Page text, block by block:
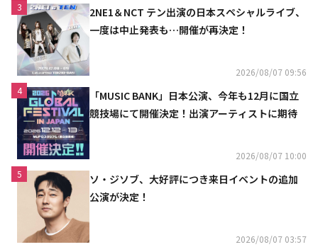
3
2NE1＆NCT テン出演の日本スペシャルライブ、
一度は中止発表も…開催が再決定！
2026/08/07 09:56
4
「MUSIC BANK」日本公演、今年も12月に国立
競技場にて開催決定！出演アーティストに期待
2026/08/07 10:00
5
ソ・ジソブ、大好評につき来日イベントの追加
公演が決定！
2026/08/07 03:57